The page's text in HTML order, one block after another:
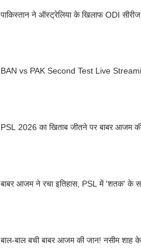
पाकिस्तान ने ऑस्ट्रेलिया के खिलाफ ODI सीरीज
BAN vs PAK Second Test Live
PSL 2026 का खिताब जीतने पर बाबर आजम
बाबर आजम ने रचा इतिहास, PSL में 'शतक' के साथ
बाल-बाल बची बाबर आजम की जान! नसीम शाह